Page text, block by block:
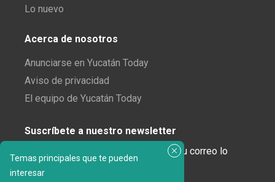
Temas principales que te pueden
interesar
Lo nuevo
Acerca de nosotros
Anunciarse en Yucatán Today
Aviso de privacidad
El equipo de Yucatán Today
Suscríbete a nuestro newsletter
¿Enamorado de Yucatán? Recibe en tu correo lo
mejor de Yucatán Today.